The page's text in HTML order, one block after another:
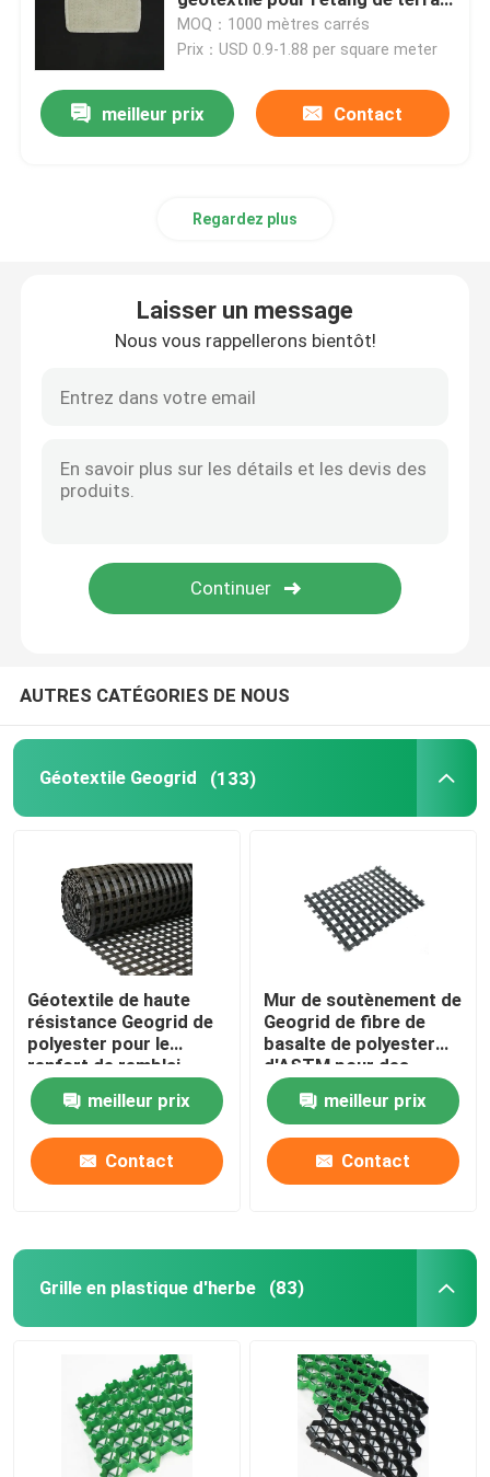
Grille en plastique d'herbe
tissu de drainage de géotextile
Sacs de asséchage de Geotube
Géotextile Geobag
Contrôle d'érosion de Geomat
membrane embrévée de drainage
Rideau de flottement en vase
de golf
MOQ：1000 mètres carrés
Prix：USD 0.9-1.88 per square meter
meilleur prix Contact
Regardez plus
Laisser un message
Nous vous rappellerons bientôt!
AUTRES CATÉGORIES DE NOUS
Géotextile Geogrid (133)
Géotextile de haute
résistance Geogrid de
polyester pour le
renfort de remblai
meilleur prix
Contact
Mur de soutènement de
Geogrid de fibre de
basalte de polyester
d'ASTM pour des
routes d'Aspheltic
meilleur prix
Contact
Grille en plastique d'herbe (83)